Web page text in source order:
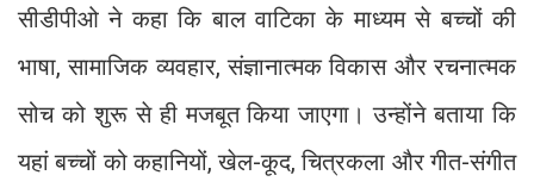
सीडीपीओ ने कहा कि बाल वाटिका के माध्यम से बच्चों की
भाषा, सामाजिक व्यवहार, संज्ञानात्मक विकास और रचनात्मक
सोच को शुरू से ही मजबूत किया जाएगा। उन्होंने बताया कि
यहां बच्चों को कहानियों, खेल-कूद, चित्रकला और गीत-संगीत